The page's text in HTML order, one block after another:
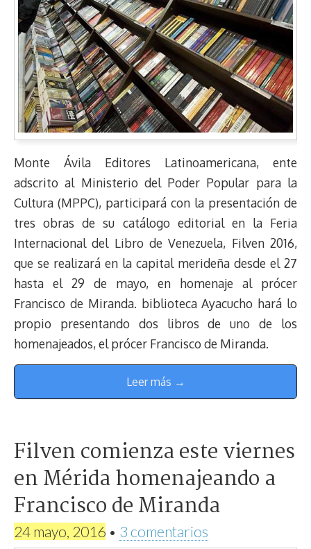
Monte Ávila Editores Latinoamericana, ente
adscrito al Ministerio del Poder Popular para la
Cultura (MPPC), participará con la presentación de
tres obras de su catálogo editorial en la Feria
Internacional del Libro de Venezuela, Filven 2016,
que se realizará en la capital merideña desde el 27
hasta el 29 de mayo, en homenaje al prócer
Francisco de Miranda. biblioteca Ayacucho hará lo
propio presentando dos libros de uno de los
homenajeados, el prócer Francisco de Miranda.
Leer más →
Filven comienza este viernes
en Mérida homenajeando a
Francisco de Miranda
24 mayo, 2016 • 3 comentarios